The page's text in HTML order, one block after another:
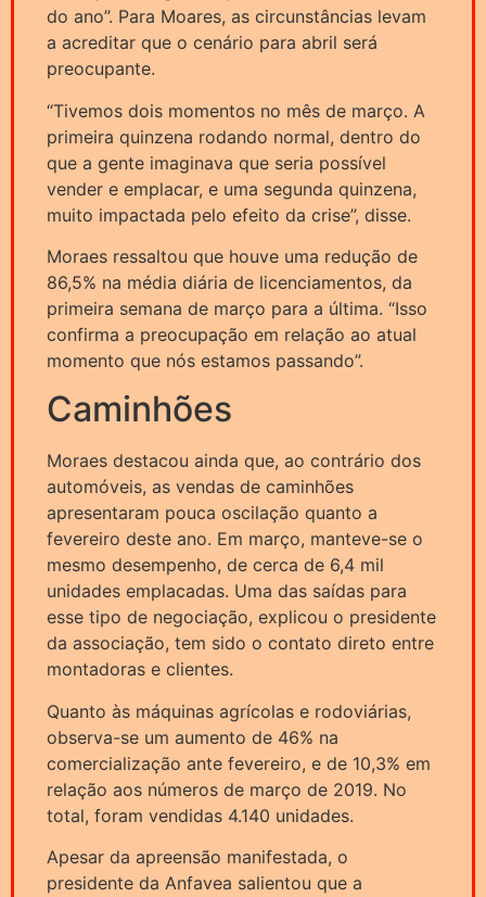
do ano”. Para Moares, as circunstâncias levam
a acreditar que o cenário para abril será
preocupante.
“Tivemos dois momentos no mês de março. A
primeira quinzena rodando normal, dentro do
que a gente imaginava que seria possível
vender e emplacar, e uma segunda quinzena,
muito impactada pelo efeito da crise”, disse.
Moraes ressaltou que houve uma redução de
86,5% na média diária de licenciamentos, da
primeira semana de março para a última. “Isso
confirma a preocupação em relação ao atual
momento que nós estamos passando”.
Caminhões
Moraes destacou ainda que, ao contrário dos
automóveis, as vendas de caminhões
apresentaram pouca oscilação quanto a
fevereiro deste ano. Em março, manteve-se o
mesmo desempenho, de cerca de 6,4 mil
unidades emplacadas. Uma das saídas para
esse tipo de negociação, explicou o presidente
da associação, tem sido o contato direto entre
montadoras e clientes.
Quanto às máquinas agrícolas e rodoviárias,
observa-se um aumento de 46% na
comercialização ante fevereiro, e de 10,3% em
relação aos números de março de 2019. No
total, foram vendidas 4.140 unidades.
Apesar da apreensão manifestada, o
presidente da Anfavea salientou que a